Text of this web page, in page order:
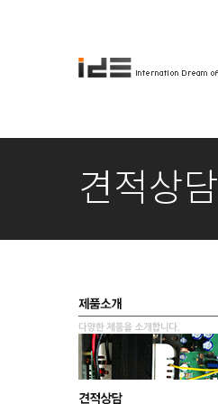
견적상담